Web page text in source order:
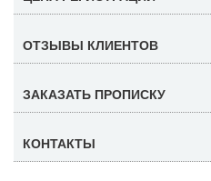
ОТЗЫВЫ КЛИЕНТОВ
ЗАКАЗАТЬ ПРОПИСКУ
КОНТАКТЫ